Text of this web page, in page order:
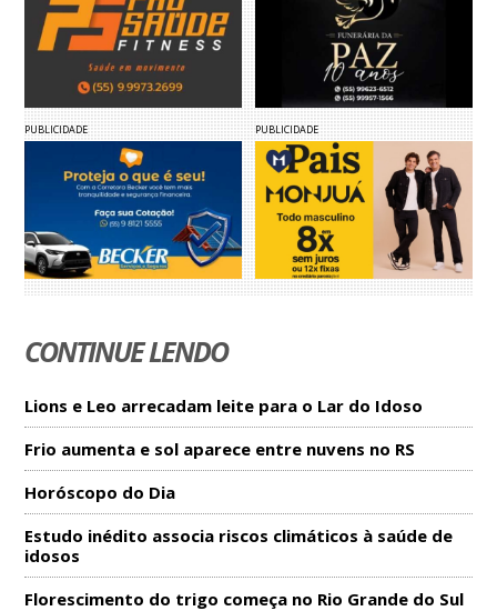
PUBLICIDADE PUBLICIDADE
CONTINUE LENDO
Lions e Leo arrecadam leite para o Lar do Idoso
Frio aumenta e sol aparece entre nuvens no RS
Horóscopo do Dia
Estudo inédito associa riscos climáticos à saúde de
idosos
Florescimento do trigo começa no Rio Grande do Sul